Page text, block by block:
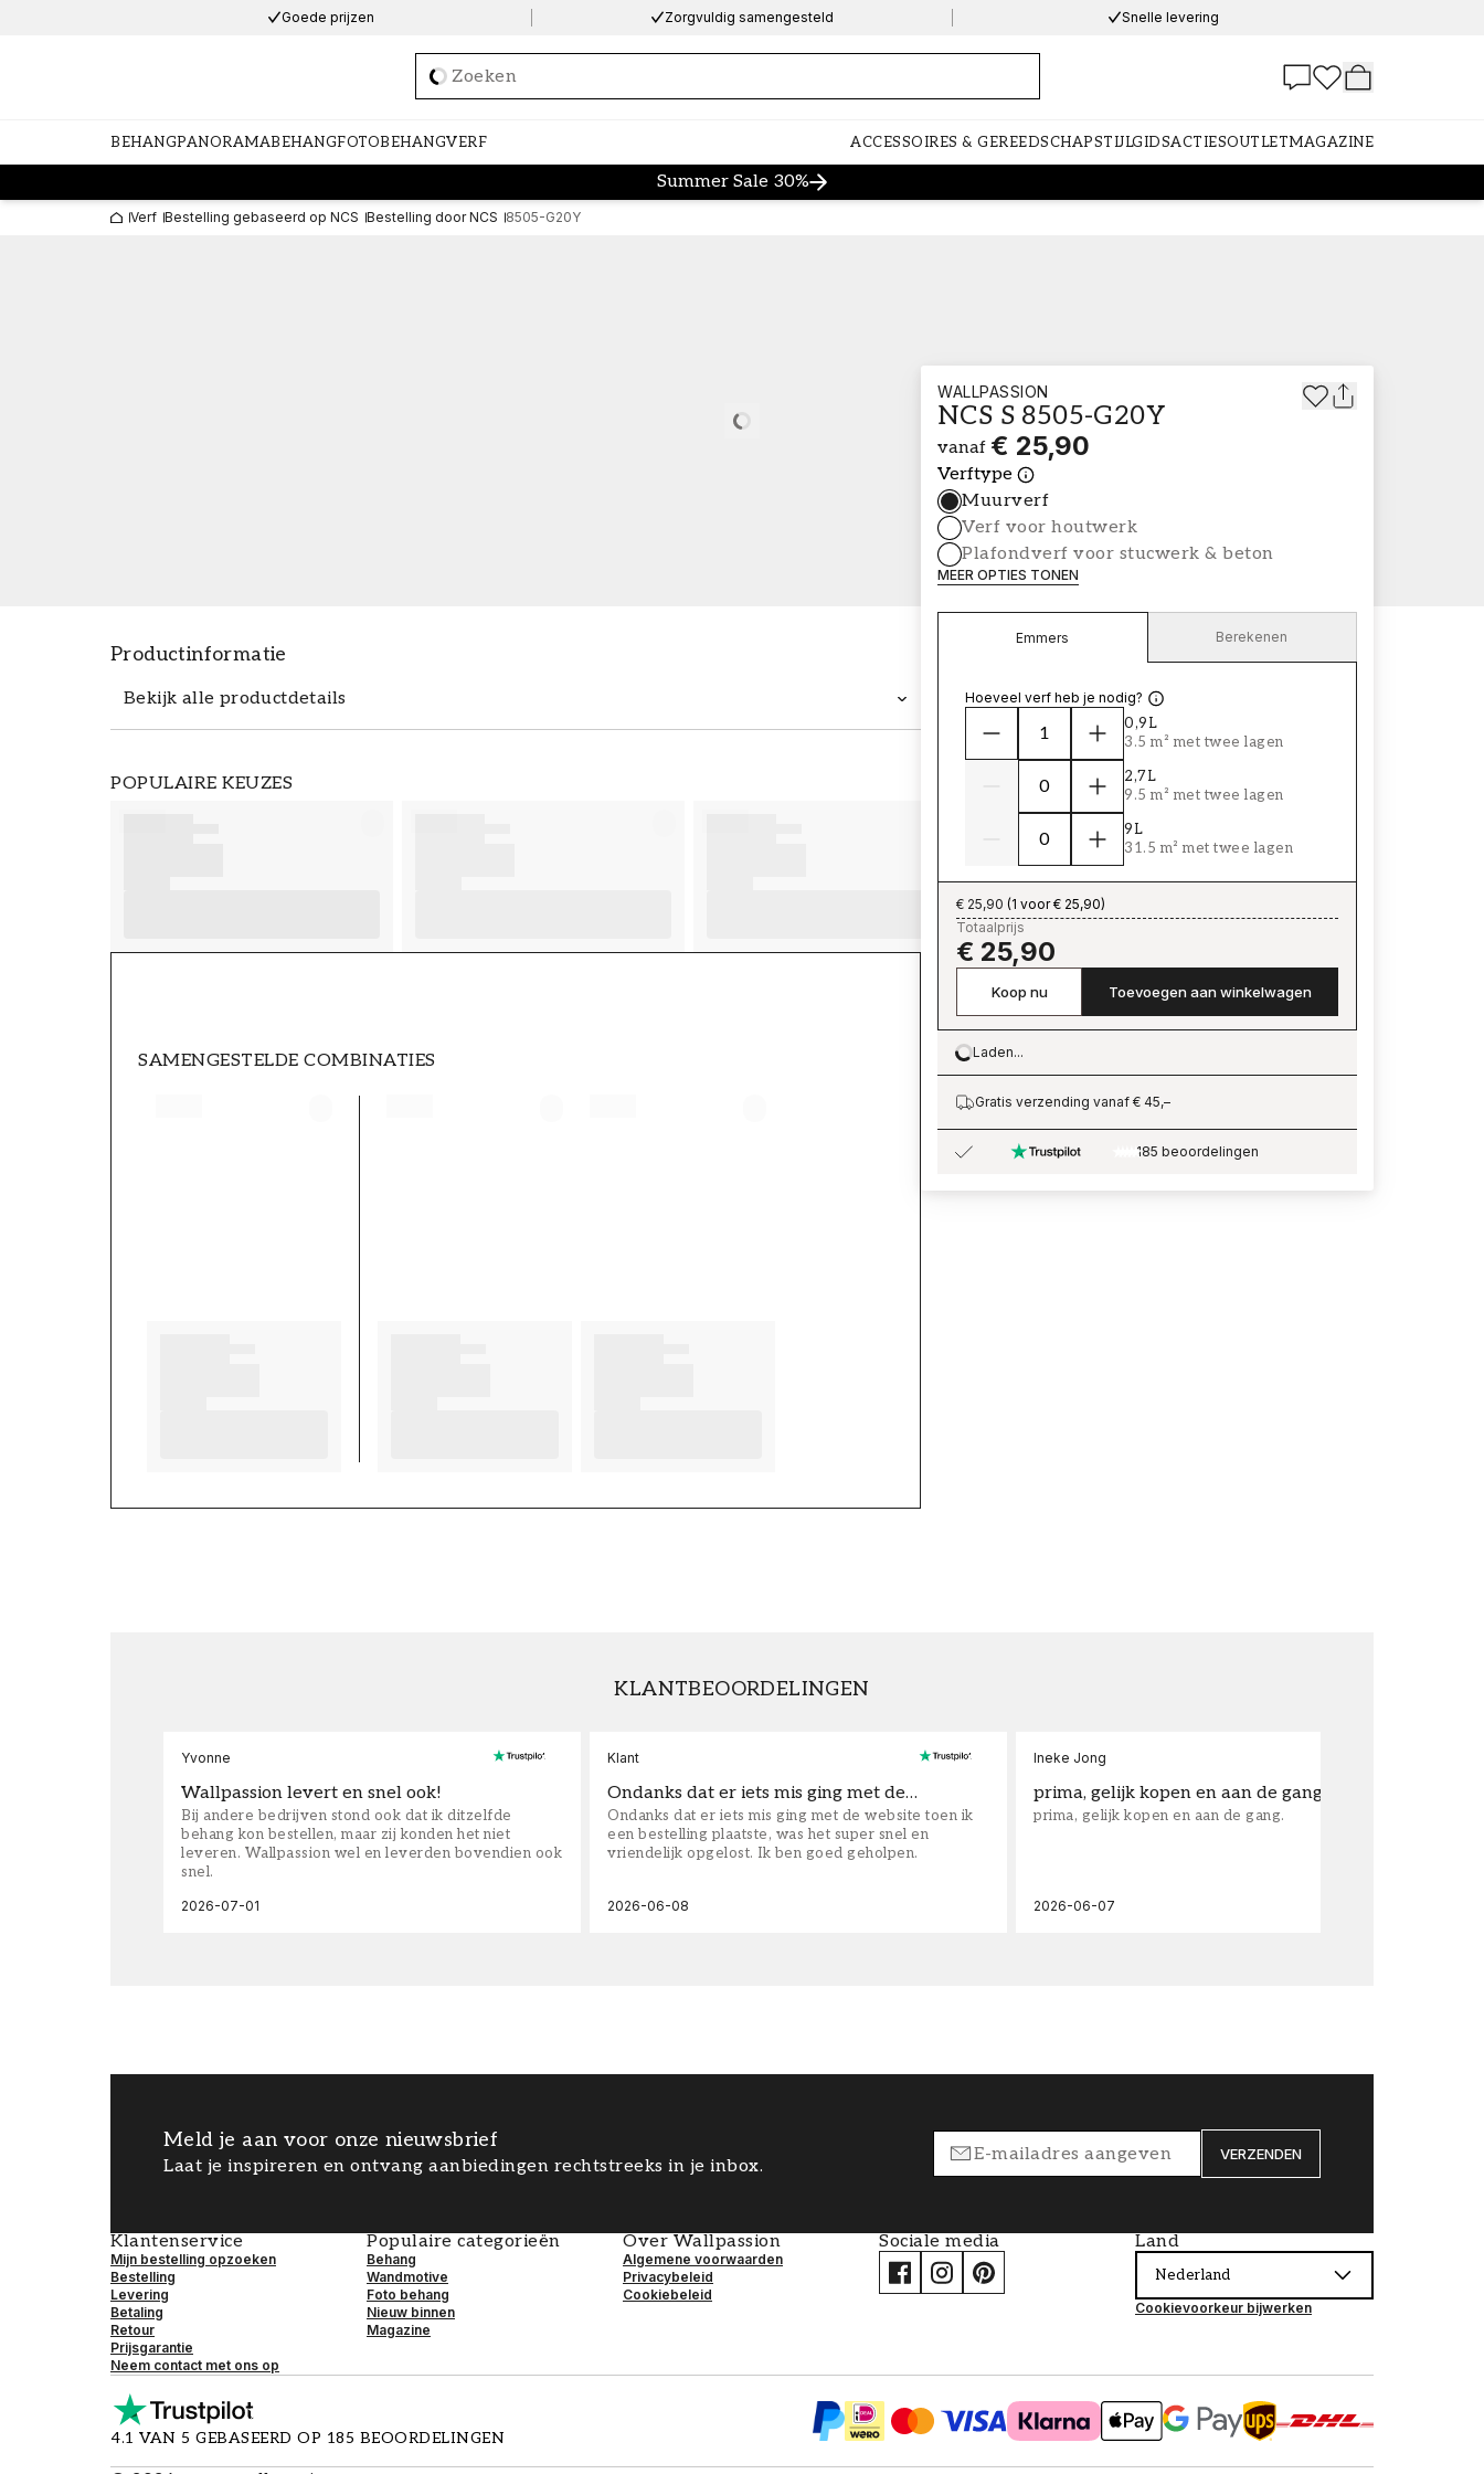
Goede prijzen Zorgvuldig samengesteld Snelle levering
Loading…
BEHANGPANORAMABEHANGFOTOBEHANGVERF ACCESSOIRES & GEREEDSCHAPSTIJLGIDSACTIESOUTLETMAGAZINE
Summer Sale 30%
Verf Bestelling gebaseerd op NCS Bestelling door NCS 8505-G20Y
Loading…
Productinformatie
Bekijk alle productdetails
POPULAIRE KEUZES
SAMENGESTELDE COMBINATIES
WALLPASSION
NCS S 8505-G20Y
vanaf € 25,90
Verftype
Muurverf
Verf voor houtwerk
Plafondverf voor stucwerk & beton
MEER OPTIES TONEN
Emmers Berekenen
Hoeveel verf heb je nodig?
0,9L
3.5 m² met twee lagen
2,7L
9.5 m² met twee lagen
9L
31.5 m² met twee lagen
€ 25,90 (1 voor € 25,90)
Totaalprijs
€ 25,90
Koop nu Toevoegen aan winkelwagen
Loading…
Laden...
Gratis verzending vanaf € 45,–
185 beoordelingen
KLANTBEOORDELINGEN
Yvonne
Wallpassion levert en snel ook!
Bij andere bedrijven stond ook dat ik ditzelfde
behang kon bestellen, maar zij konden het niet
leveren. Wallpassion wel en leverden bovendien ook
snel.
2026-07-01
Klant
Ondanks dat er iets mis ging met de…
Ondanks dat er iets mis ging met de website toen ik
een bestelling plaatste, was het super snel en
vriendelijk opgelost. Ik ben goed geholpen.
2026-06-08
Ineke Jong
prima, gelijk kopen en aan de gang.
prima, gelijk kopen en aan de gang.
2026-06-07
Meld je aan voor onze nieuwsbrief
Laat je inspireren en ontvang aanbiedingen rechtstreeks in je inbox.
VERZENDEN
Klantenservice
Mijn bestelling opzoeken
Bestelling
Levering
Betaling
Retour
Prijsgarantie
Neem contact met ons op
Populaire categorieën
Behang
Wandmotive
Foto behang
Nieuw binnen
Magazine
Over Wallpassion
Algemene voorwaarden
Privacybeleid
Cookiebeleid
Sociale media Land
Nederland
Cookievoorkeur bijwerken
4.1 VAN 5 GEBASEERD OP 185 BEOORDELINGEN